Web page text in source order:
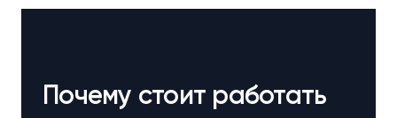
Почему стоит работать